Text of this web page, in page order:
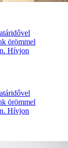
örömmel
Hívjon
örömmel
Hívjon